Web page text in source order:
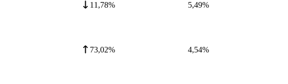
11,78% 5,49%
73,02% 4,54%